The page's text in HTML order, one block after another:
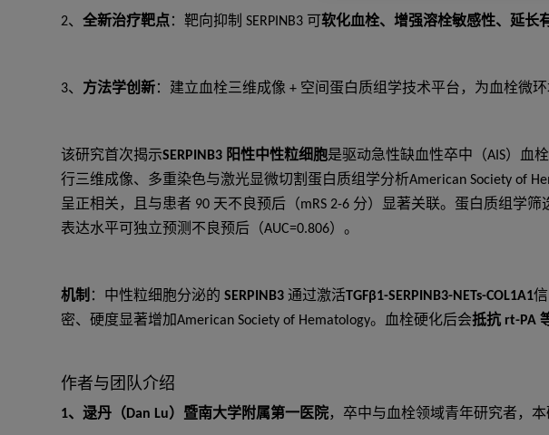
2、 全新治疗靶点 ：靶向抑制 SERPINB3 可 软化血栓、增强溶栓敏感性、延长
3、 方法学创新：建立血栓三维成像 + 空间蛋白质组学技术平台，为血栓微
该研究首次揭示SERPINB3 阳性中性粒细胞是驱动急性缺血性卒中（AIS）血
行三维成像、多重染色与激光显微切割蛋白质组学分析American Society of
呈正相关，且与患者 90 天不良预后（mRS 2-6 分）显著关联。蛋白质组学筛
表达水平可独立预测不良预后（AUC=0.806）。
机制 ：中性粒细胞分泌的 SERPINB3 通过激活TGFβ1-SERPINB3-NETs-COL1A1
密、硬度显著增加American Society of Hematology。血栓硬化后会抵抗 rt-PA
作者与团队介绍
1、逯丹（Dan Lu）暨南大学附属第一医院，卒中与血栓领域青年研究者，